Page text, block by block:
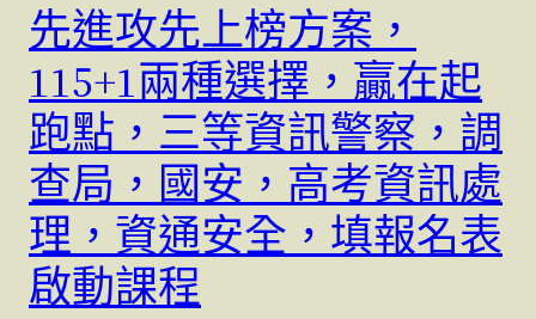
先進攻先上榜方案，
115+1兩種選擇，贏在起
跑點，三等資訊警察，調
查局，國安，高考資訊處
理，資通安全，填報名表
啟動課程